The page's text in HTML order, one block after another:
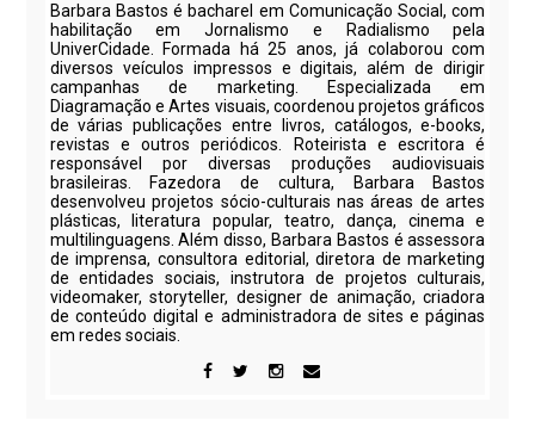
Barbara Bastos é bacharel em Comunicação Social, com
habilitação em Jornalismo e Radialismo pela
UniverCidade. Formada há 25 anos, já colaborou com
diversos veículos impressos e digitais, além de dirigir
campanhas de marketing. Especializada em
Diagramação e Artes visuais, coordenou projetos gráficos
de várias publicações entre livros, catálogos, e-books,
revistas e outros periódicos. Roteirista e escritora é
responsável por diversas produções audiovisuais
brasileiras. Fazedora de cultura, Barbara Bastos
desenvolveu projetos sócio-culturais nas áreas de artes
plásticas, literatura popular, teatro, dança, cinema e
multilinguagens. Além disso, Barbara Bastos é assessora
de imprensa, consultora editorial, diretora de marketing
de entidades sociais, instrutora de projetos culturais,
videomaker, storyteller, designer de animação, criadora
de conteúdo digital e administradora de sites e páginas
em redes sociais.